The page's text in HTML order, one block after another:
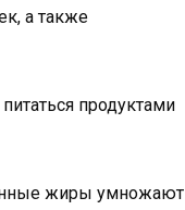
а также
продуктами
жиры умножают